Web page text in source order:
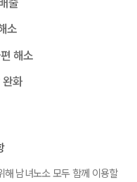
출
소
해소
완화
해 남녀노소 모두 함께 이용할